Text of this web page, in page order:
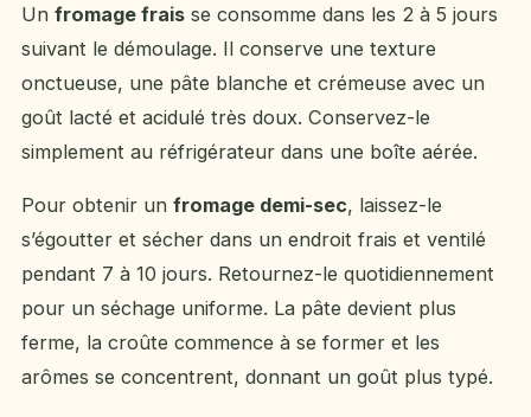
Un fromage frais se consomme dans les 2 à 5 jours
suivant le démoulage. Il conserve une texture
onctueuse, une pâte blanche et crémeuse avec un
goût lacté et acidulé très doux. Conservez-le
simplement au réfrigérateur dans une boîte aérée.
Pour obtenir un fromage demi-sec, laissez-le
s’égoutter et sécher dans un endroit frais et ventilé
pendant 7 à 10 jours. Retournez-le quotidiennement
pour un séchage uniforme. La pâte devient plus
ferme, la croûte commence à se former et les
arômes se concentrent, donnant un goût plus typé.